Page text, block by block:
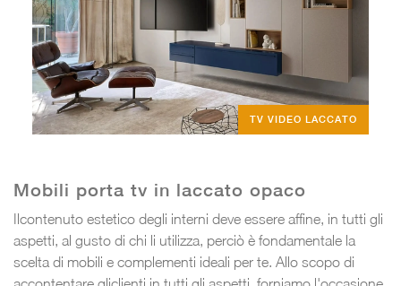
TV VIDEO LACCATO
Mobili porta tv in laccato opaco
Ilcontenuto estetico degli interni deve essere affine, in tutti gli
aspetti, al gusto di chi li utilizza, perciò è fondamentale la
scelta di mobili e complementi ideali per te. Allo scopo di